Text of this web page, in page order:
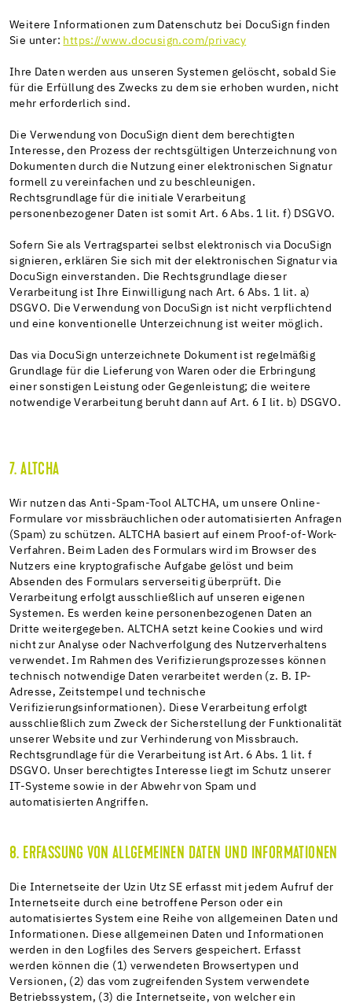
Weitere Informationen zum Datenschutz bei DocuSign finden
Sie unter: https://www.docusign.com/privacy
Ihre Daten werden aus unseren Systemen gelöscht, sobald Sie
für die Erfüllung des Zwecks zu dem sie erhoben wurden, nicht
mehr erforderlich sind.
Die Verwendung von DocuSign dient dem berechtigten
Interesse, den Prozess der rechtsgültigen Unterzeichnung von
Dokumenten durch die Nutzung einer elektronischen Signatur
formell zu vereinfachen und zu beschleunigen.
Rechtsgrundlage für die initiale Verarbeitung
personenbezogener Daten ist somit Art. 6 Abs. 1 lit. f) DSGVO.
Sofern Sie als Vertragspartei selbst elektronisch via DocuSign
signieren, erklären Sie sich mit der elektronischen Signatur via
DocuSign einverstanden. Die Rechtsgrundlage dieser
Verarbeitung ist Ihre Einwilligung nach Art. 6 Abs. 1 lit. a)
DSGVO. Die Verwendung von DocuSign ist nicht verpflichtend
und eine konventionelle Unterzeichnung ist weiter möglich.
Das via DocuSign unterzeichnete Dokument ist regelmäßig
Grundlage für die Lieferung von Waren oder die Erbringung
einer sonstigen Leistung oder Gegenleistung; die weitere
notwendige Verarbeitung beruht dann auf Art. 6 I lit. b) DSGVO.
7. ALTCHA
Wir nutzen das Anti-Spam-Tool ALTCHA, um unsere Online-
Formulare vor missbräuchlichen oder automatisierten Anfragen
(Spam) zu schützen. ALTCHA basiert auf einem Proof-of-Work-
Verfahren. Beim Laden des Formulars wird im Browser des
Nutzers eine kryptografische Aufgabe gelöst und beim
Absenden des Formulars serverseitig überprüft. Die
Verarbeitung erfolgt ausschließlich auf unseren eigenen
Systemen. Es werden keine personenbezogenen Daten an
Dritte weitergegeben. ALTCHA setzt keine Cookies und wird
nicht zur Analyse oder Nachverfolgung des Nutzerverhaltens
verwendet. Im Rahmen des Verifizierungsprozesses können
technisch notwendige Daten verarbeitet werden (z. B. IP-
Adresse, Zeitstempel und technische
Verifizierungsinformationen). Diese Verarbeitung erfolgt
ausschließlich zum Zweck der Sicherstellung der Funktionalität
unserer Website und zur Verhinderung von Missbrauch.
Rechtsgrundlage für die Verarbeitung ist Art. 6 Abs. 1 lit. f
DSGVO. Unser berechtigtes Interesse liegt im Schutz unserer
IT-Systeme sowie in der Abwehr von Spam und
automatisierten Angriffen.
8. ERFASSUNG VON ALLGEMEINEN DATEN UND INFORMATIONEN
Die Internetseite der Uzin Utz SE erfasst mit jedem Aufruf der
Internetseite durch eine betroffene Person oder ein
automatisiertes System eine Reihe von allgemeinen Daten und
Informationen. Diese allgemeinen Daten und Informationen
werden in den Logfiles des Servers gespeichert. Erfasst
werden können die (1) verwendeten Browsertypen und
Versionen, (2) das vom zugreifenden System verwendete
Betriebssystem, (3) die Internetseite, von welcher ein